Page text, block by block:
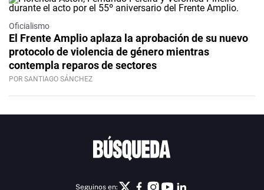
Oficialismo
El Frente Amplio aplaza la aprobación de su nuevo
protocolo de violencia de género mientras
contempla reparos de sectores
POR SANTIAGO SÁNCHEZ
Seguinos en: